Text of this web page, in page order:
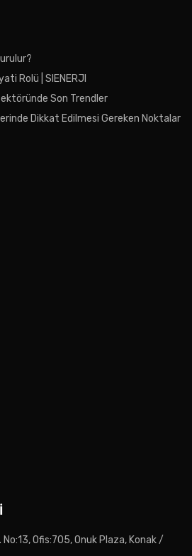
Rolü | SIENERJI
Son Trendler
Dikkat Edilmesi Gereken Noktalar
No:13, Ofis:705, Onuk Plaza, Konak /